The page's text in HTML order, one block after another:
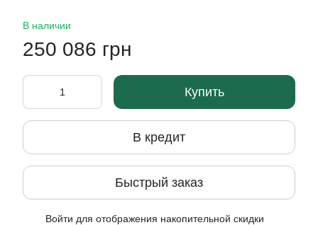
В наличии
250 086 грн
Купить
В кредит
Быстрый заказ
Войти для отображения накопительной скидки